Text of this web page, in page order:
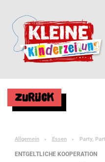
Zurück
Allgemein ► Essen ► Party,
ENTGELTLICHE KOOPERATION